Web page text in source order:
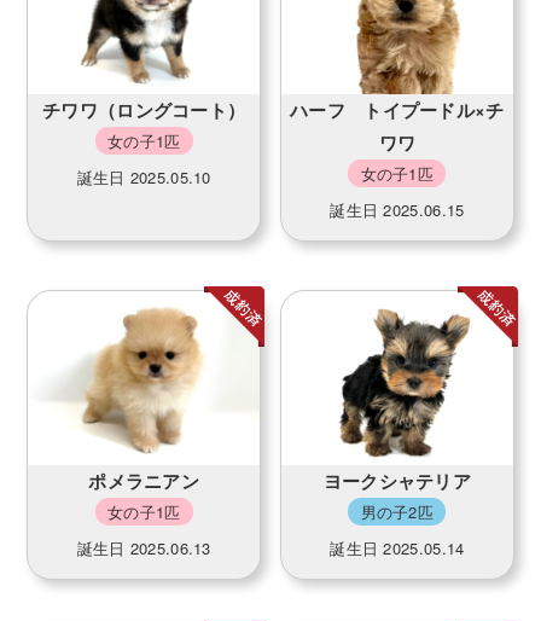
チワワ（ロングコート）
女の子1匹
誕生日 2025.05.10
ハーフ トイプードル×チ
ワワ
女の子1匹
誕生日 2025.06.15
ポメラニアン
女の子1匹
誕生日 2025.06.13
ヨークシャテリア
男の子2匹
誕生日 2025.05.14